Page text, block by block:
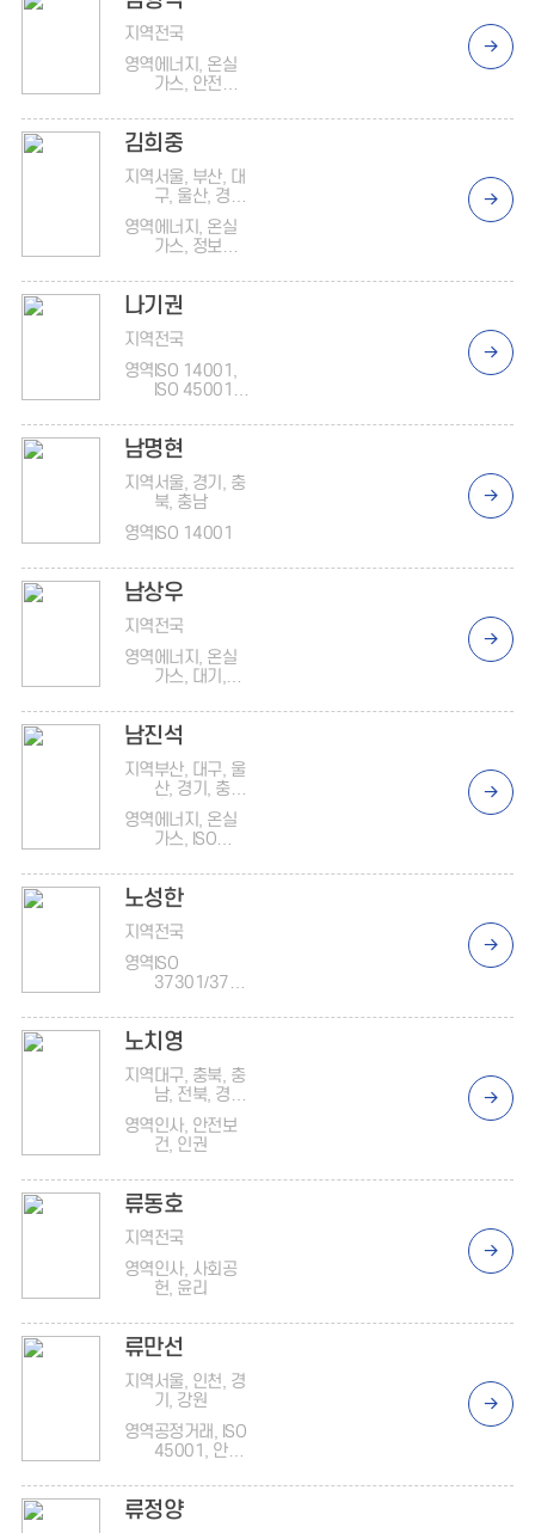
지역전국
영역에너지, 온실
가스, 안전보
37301/3700
1
김희중
지역서울, 부산, 대
구, 울산, 경북,
경남, 제주
영역에너지, 온실
가스, 정보보
나기권
지역전국
영역 ISO 14001,
ISO 45001,
남명현
지역서울, 경기, 충
북, 충남
영역 ISO 14001
남상우
지역전국
영역에너지, 온실
가스, 대기,
ISO 50001,
안전보건, ISO
구조
남진석
지역부산, 대구, 울
산, 경기, 충북,
충남, 경북, 경
남
영역에너지, 온실
가스, ISO
50001, 안전
보건, ISO
노성한
지역전국
영역 ISO
37301/3700
(반부패)
노치영
지역 대구, 충북, 충
남, 전북, 경북,
경남
영역인사, 안전보
건, 인권
류동호
지역전국
영역인사, 사회공
헌, 윤리
류만선
지역서울, 인천, 경
기, 강원
영역공정거래, ISO
45001, 안전
류정양